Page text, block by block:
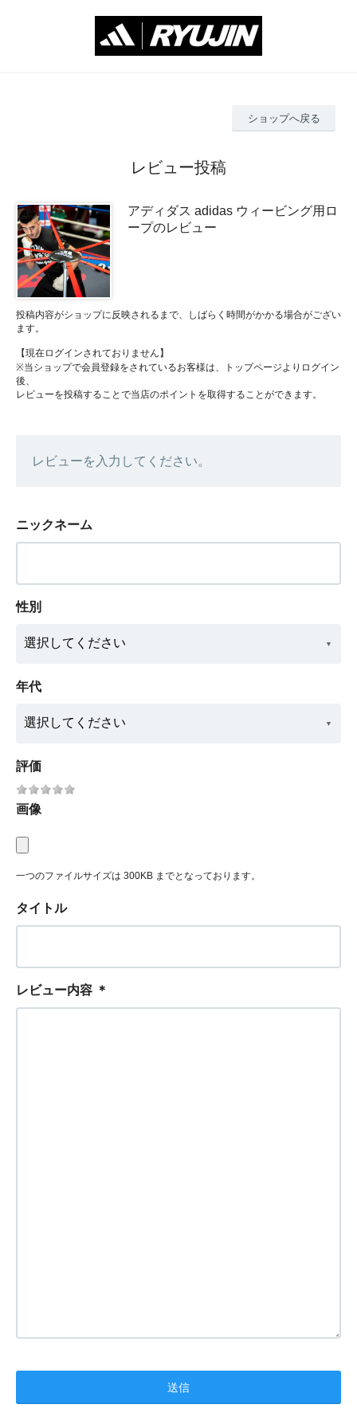
ショップへ戻る
レビュー投稿
アディダス adidas ウィービング用ロ
ープのレビュー
投稿内容がショップに反映されるまで、しばらく時間がかかる場合がござい
ます。
【現在ログインされておりません】
※当ショップで会員登録をされているお客様は、トップページよりログイン
後、
レビューを投稿することで当店のポイントを取得することができます。
レビューを入力してください。
ニックネーム
性別
年代
評価
画像
一つのファイルサイズは 300KB までとなっております。
タイトル
レビュー内容 ＊